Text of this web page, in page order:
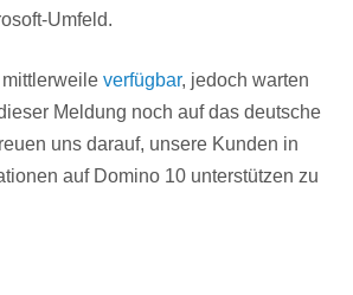
Umfeld.
mittlerweile verfügbar, jedoch warten
Meldung noch auf das deutsche
uns darauf, unsere Kunden in
auf Domino 10 unterstützen zu